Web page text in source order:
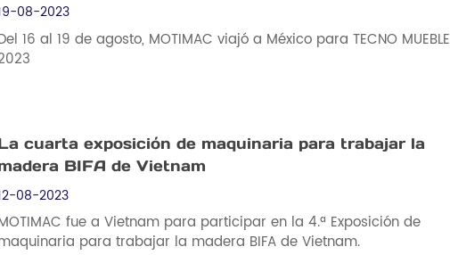
08-2023
16 al 19 de agosto, MOTIMAC viajó a México para TECNO MUEBLE
cuarta exposición de maquinaria para trabajar la
BIFA de Vietnam
08-2023
fue a Vietnam para participar en la 4.ª Exposición de
para trabajar la madera BIFA de Vietnam.